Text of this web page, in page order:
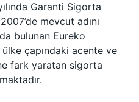
Garanti Sigorta
mevcut adını
bulunan Eureko
çapındaki acente ve
fark yaratan sigorta